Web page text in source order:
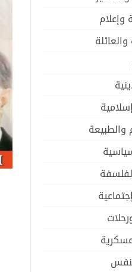
والعائلة
والطبيعة